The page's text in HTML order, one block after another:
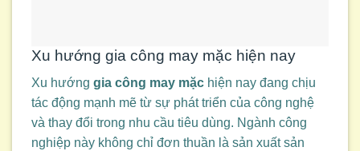
Xu hướng gia công may mặc hiện nay
Xu hướng gia công may mặc hiện nay đang chịu
tác động mạnh mẽ từ sự phát triển của công nghệ
và thay đổi trong nhu cầu tiêu dùng. Ngành công
nghiệp này không chỉ đơn thuần là sản xuất sản